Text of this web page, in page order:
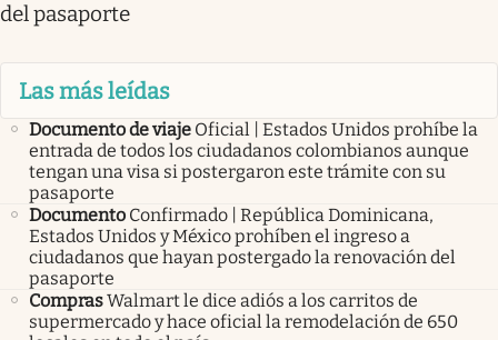
del pasaporte
Las más leídas
Documento de viaje Oficial | Estados Unidos prohíbe la
entrada de todos los ciudadanos colombianos aunque
tengan una visa si postergaron este trámite con su
pasaporte
Documento Confirmado | República Dominicana,
Estados Unidos y México prohíben el ingreso a
ciudadanos que hayan postergado la renovación del
pasaporte
ComprasWalmart le dice adiós a los carritos de
supermercado y hace oficial la remodelación de 650